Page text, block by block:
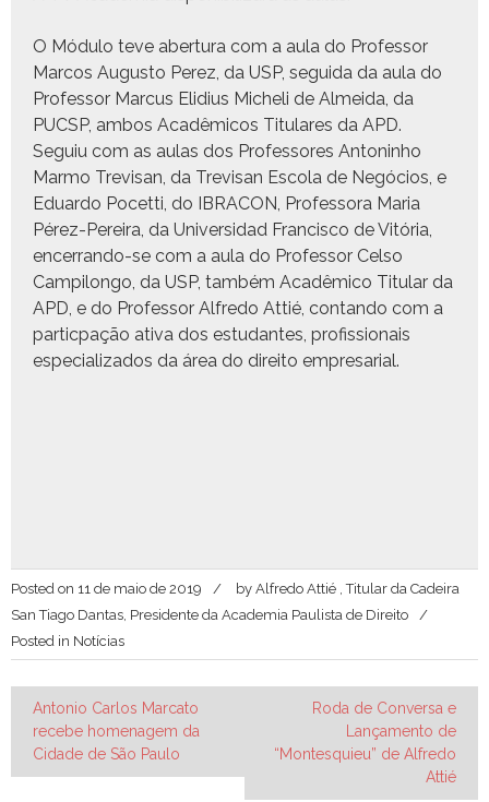
O Módu­lo teve aber­tu­ra com a aula do Pro­fes­sor
Mar­cos Augus­to Perez, da USP, segui­da da aula do
Pro­fes­sor Mar­cus Elid­ius Miche­li de Almei­da, da
PUCSP, ambos Acadêmi­cos Tit­u­lares da APD.
Seguiu com as aulas dos Pro­fes­sores Anton­in­ho
Mar­mo Tre­visan, da Tre­visan Esco­la de Negó­cios, e
Eduar­do Pocetti, do IBRACON, Pro­fes­so­ra Maria
Pérez-Pereira, da Uni­ver­si­dad Fran­cis­co de Vitória,
encer­ran­do-se com a aula do Pro­fes­sor Cel­so
Campi­lon­go, da USP, tam­bém Acadêmi­co Tit­u­lar da
APD, e do Pro­fes­sor Alfre­do Attié, con­tan­do com a
par­tic­pação ati­va dos estu­dantes, profis­sion­ais
espe­cial­iza­dos da área do dire­ito empresarial.
Posted on 11 de maio de 2019 by Alfredo Attié , Titular da Cadeira
San Tiago Dantas, Presidente da Academia Paulista de Direito
Posted in Notícias
Navegação
de
Post
Antonio Carlos Marcato
recebe homenagem da
Cidade de São Paulo
Roda de Conversa e
Lançamento de
“Montesquieu” de Alfredo
Attié